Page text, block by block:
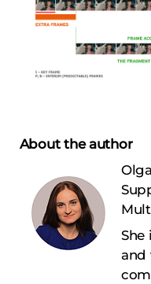
About the author
She
and